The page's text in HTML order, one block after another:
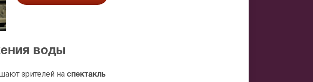
воды
зрителей на спектакль